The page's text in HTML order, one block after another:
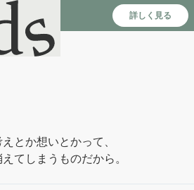
記録アプリ 詳しく見る
とか想いとかって、
てしまうものだから。